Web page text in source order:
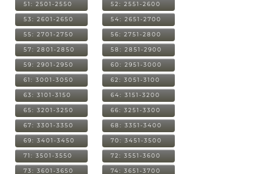
51: 2501-2550 52: 2551-2600
53: 2601-2650 54: 2651-2700
55: 2701-2750 56: 2751-2800
57: 2801-2850 58: 2851-2900
59: 2901-2950 60: 2951-3000
61: 3001-3050 62: 3051-3100
63: 3101-3150 64: 3151-3200
65: 3201-3250 66: 3251-3300
67: 3301-3350 68: 3351-3400
69: 3401-3450 70: 3451-3500
71: 3501-3550 72: 3551-3600
73: 3601-3650 74: 3651-3700